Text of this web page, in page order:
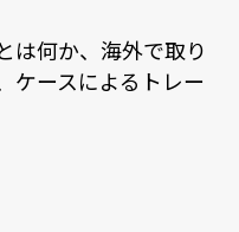
は何か、海外で取り
ケースによるトレー